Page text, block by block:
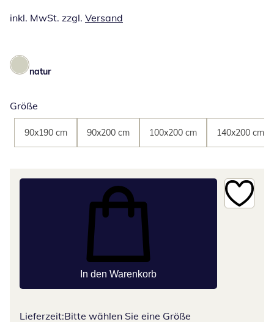
inkl. MwSt. zzgl. Versand
natur
Größe
90x190 cm 90x200 cm 100x200 cm 140x200 cm
In den Warenkorb
Lieferzeit:Bitte wählen Sie eine Größe